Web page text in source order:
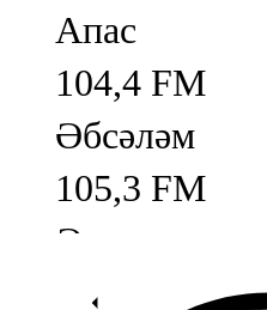
Апас
104,4 FM
Әбсәләм
105,3 FM
Әлмәт
92,9 FM